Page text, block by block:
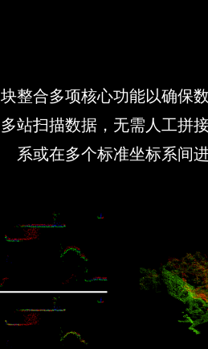
整合多项核心功能以确保
站扫描数据，无需人工拼
系或在多个标准坐标系间